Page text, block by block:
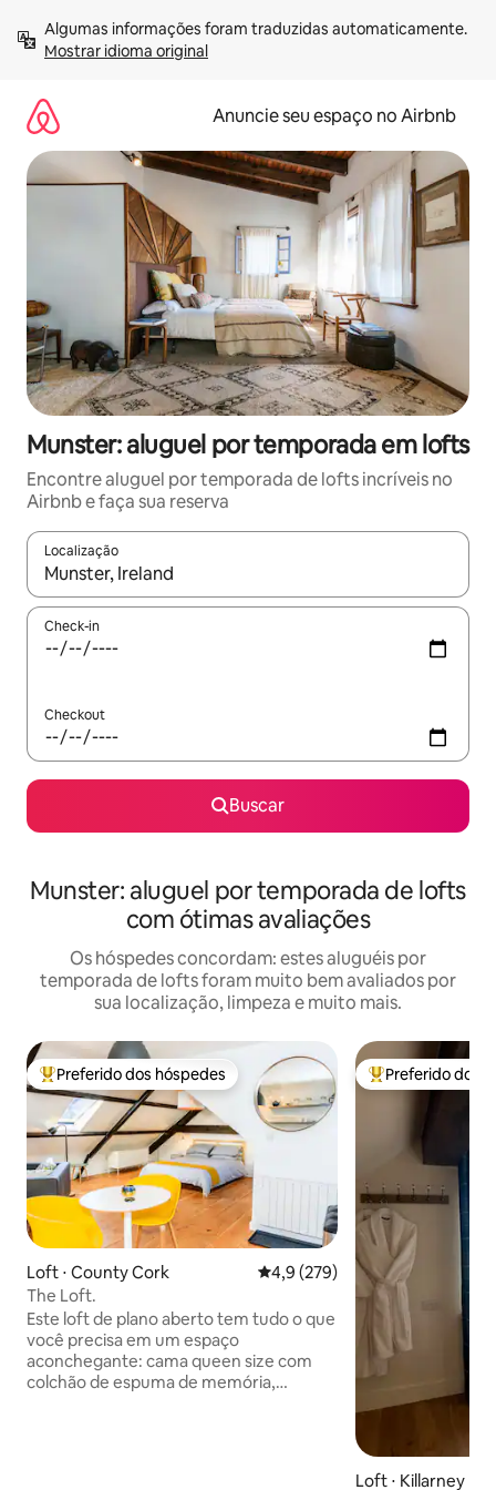
para
Mostrar idioma original
Anuncie seu espaço no Airbnb
Munster: aluguel por temporada em lofts
Encontre aluguel por temporada de lofts incríveis no
Airbnb e faça sua reserva
Localização
Quando os resultados estiverem disponíveis, explore-os
Check-in
Checkout
Buscar
Munster: aluguel por temporada de lofts
com ótimas avaliações
Os hóspedes concordam: estes aluguéis por
temporada de lofts foram muito bem avaliados por
sua localização, limpeza e muito mais.
Entre os melhores preferidos dos hóspedes
Preferido dos hóspedes
Loft ⋅ County Cork 4,9 de uma avaliação média de
4,9 (279)
The Loft.
Este loft de plano aberto tem tudo o que
você precisa em um espaço
aconchegante: cama queen size com
colchão de espuma de memória,
Entre os
Preferido dos
Loft ⋅ Killarney